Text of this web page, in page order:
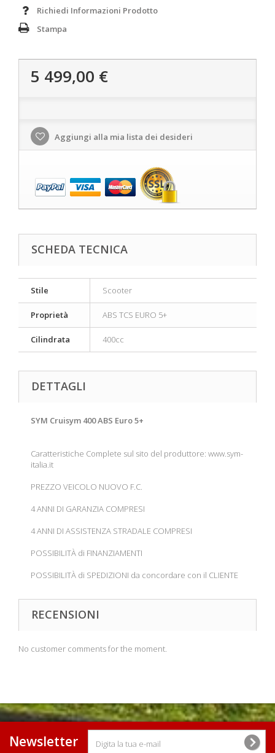
Richiedi Informazioni Prodotto
Stampa
5 499,00 €
Aggiungi alla mia lista dei desideri
SCHEDA TECNICA
Stile Scooter
Proprietà ABS TCS EURO 5+
Cilindrata 400cc
DETTAGLI
SYM Cruisym 400 ABS Euro 5+
Caratteristiche Complete sul sito del produttore: www.sym-
italia.it
PREZZO VEICOLO NUOVO F.C.
4 ANNI DI GARANZIA COMPRESI
4 ANNI DI ASSISTENZA STRADALE COMPRESI
POSSIBILITÀ di FINANZIAMENTI
POSSIBILITÀ di SPEDIZIONI da concordare con il CLIENTE
RECENSIONI
No customer comments for the moment.
Newsletter